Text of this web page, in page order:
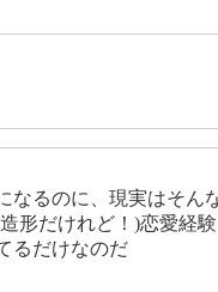
なるのに、現実はそん
形だけれど！)恋愛経
るだけなのだ